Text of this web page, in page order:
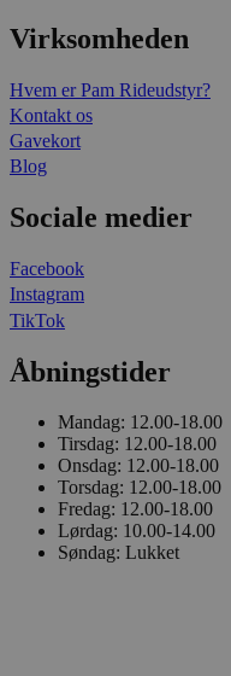
Virksomheden
Hvem er Pam Rideudstyr?
Kontakt os
Gavekort
Blog
Sociale medier
Facebook
Instagram
TikTok
Åbningstider
Mandag: 12.00-18.00
Tirsdag: 12.00-18.00
Onsdag: 12.00-18.00
Torsdag: 12.00-18.00
Fredag: 12.00-18.00
Lørdag: 10.00-14.00
Søndag: Lukket